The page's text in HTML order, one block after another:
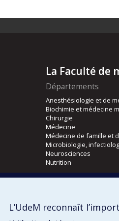
La Faculté de
Départements
Anesthésiologie et de
Biochimie et médecine
Chirurgie
Médecine
Médecine de famille et
Microbiologie,
Neurosciences
Nutrition
Orthophonie et
L’UdeM reconnaît